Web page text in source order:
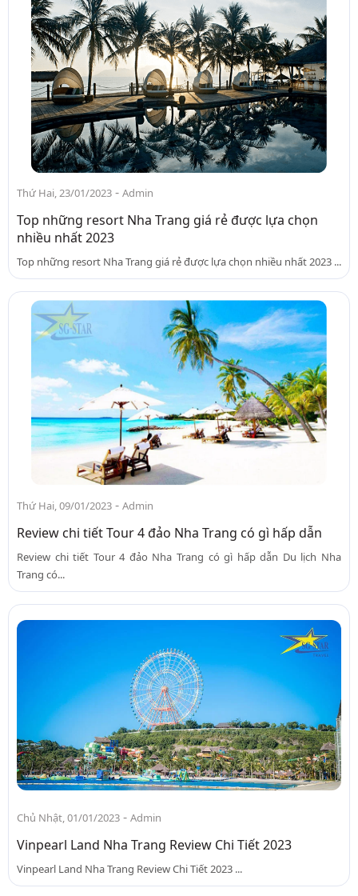
Thứ Hai, 23/01/2023 - Admin
Top những resort Nha Trang giá rẻ được lựa chọn
nhiều nhất 2023
Top những resort Nha Trang giá rẻ được lựa chọn nhiều nhất 2023 ...
Thứ Hai, 09/01/2023 - Admin
Review chi tiết Tour 4 đảo Nha Trang có gì hấp dẫn
Review chi tiết Tour 4 đảo Nha Trang có gì hấp dẫn Du lịch Nha
Trang có...
Chủ Nhật, 01/01/2023 - Admin
Vinpearl Land Nha Trang Review Chi Tiết 2023
Vinpearl Land Nha Trang Review Chi Tiết 2023 ...